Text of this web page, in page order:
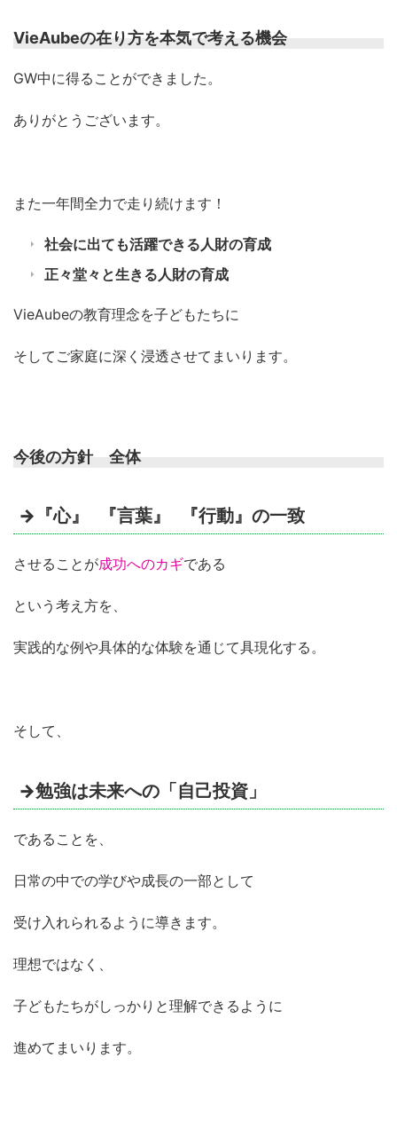
VieAubeの在り方を本気で考える機会
GW中に得ることができました。
ありがとうございます。
また一年間全力で走り続けます！
社会に出ても活躍できる人財の育成
正々堂々と生きる人財の育成
VieAubeの教育理念を子どもたちに
そしてご家庭に深く浸透させてまいります。
今後の方針 全体
→『心』 『言葉』 『行動』の一致
させることが成功へのカギである
という考え方を、
実践的な例や具体的な体験を通じて具現化する。
そして、
→勉強は未来への「自己投資」
であることを、
日常の中での学びや成長の一部として
受け入れられるように導きます。
理想ではなく、
子どもたちがしっかりと理解できるように
進めてまいります。